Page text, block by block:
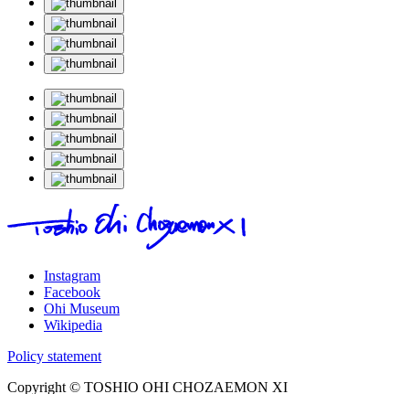
Instagram
Facebook
Ohi Museum
Wikipedia
Policy statement
Copyright © TOSHIO OHI CHOZAEMON XI